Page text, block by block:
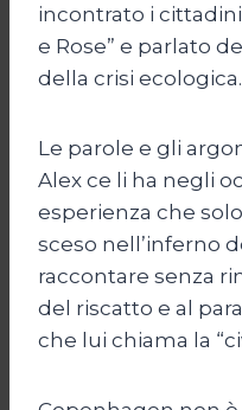
incontrato i cittadini
e Rose” e parlato
della crisi ecologica.
Le parole e gli
Alex ce li ha negli
esperienza che
sceso nell’inferno
raccontare senza
del riscatto e al
che lui chiama la